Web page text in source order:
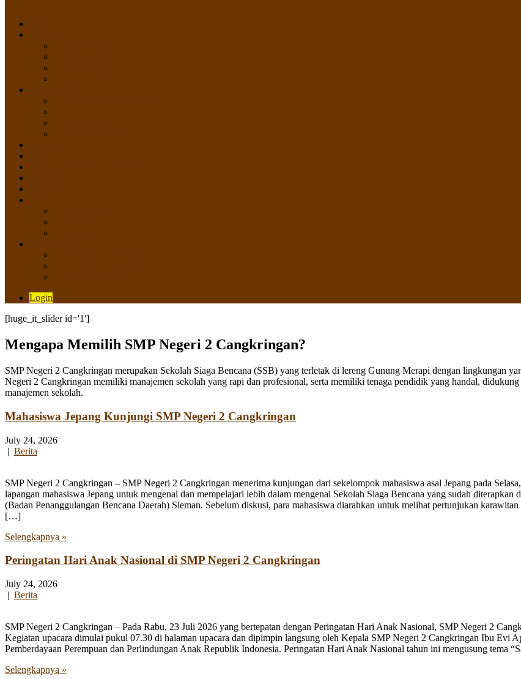
Login
[huge_it_slider id='1']
Mengapa Memilih SMP Negeri 2 Cangkringan?
SMP Negeri 2 Cangkringan merupakan Sekolah Siaga Bencana (SSB) yang terletak di lereng Gunung Merapi dengan lingkungan
Negeri 2 Cangkringan memiliki manajemen sekolah yang rapi dan profesional, serta memiliki tenaga pendidik yang handal,
manajemen sekolah.
Mahasiswa Jepang Kunjungi SMP Negeri 2 Cangkringan
July 24, 2026
| Berita
SMP Negeri 2 Cangkringan – SMP Negeri 2 Cangkringan menerima kunjungan dari sekelompok mahasiswa asal Jepang pada
lapangan mahasiswa Jepang untuk mengenal dan mempelajari lebih dalam mengenai Sekolah Siaga Bencana yang sudah
(Badan Penanggulangan Bencana Daerah) Sleman. Sebelum diskusi, para mahasiswa diarahkan untuk melihat pertunjukan
[…]
Selengkapnya »
Peringatan Hari Anak Nasional di SMP Negeri 2 Cangkringan
July 24, 2026
| Berita
SMP Negeri 2 Cangkringan – Pada Rabu, 23 Juli 2026 yang bertepatan dengan Peringatan Hari Anak Nasional, SMP Negeri 2
Kegiatan upacara dimulai pukul 07.30 di halaman upacara dan dipimpin langsung oleh Kepala SMP Negeri 2 Cangkringan Ibu Evi
Pemberdayaan Perempuan dan Perlindungan Anak Republik Indonesia. Peringatan Hari Anak Nasional tahun ini mengusung
Selengkapnya »